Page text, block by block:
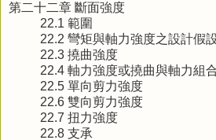
第二十二章 斷面強度
22.1 範圍
22.2 彎矩與軸力強度之設計假
22.3 撓曲強度
22.4 軸力強度或撓曲與軸力組
22.5 單向剪力強度
22.6 雙向剪力強度
22.7 扭力強度
22.8 支承